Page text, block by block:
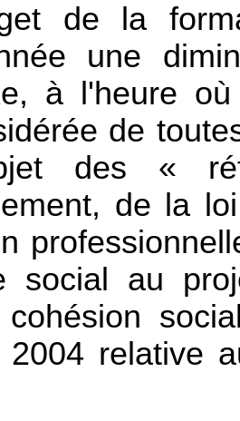
de la
une
à l'heure
de
des «
de la
social au
relative